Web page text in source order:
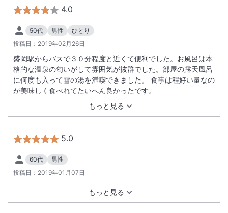
4.0
50代 男性
ひとり
投稿日： 2019年02月26日
もっと見る
盛岡駅からバスで３０分程度と近くて便利でした。お風呂は本
格的な温泉の匂いがして雰囲気が抜群でした。部屋の露天風呂
に何度も入って雪の湯を満喫できました。 食事は程好い量なの
が美味しく食べれてたいへん良かったです。
5.0
60代
男性
投稿日： 2019年01月07日
もっと見る